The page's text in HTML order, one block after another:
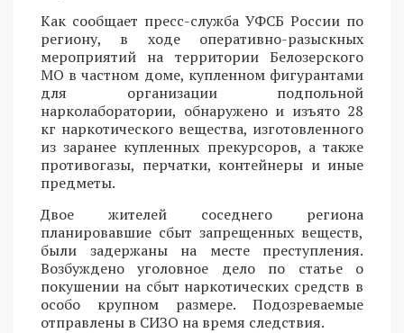
Как сообщает пресс-служба УФСБ России по
региону, в ходе оперативно-разыскных
мероприятий на территории Белозерского
МО в частном доме, купленном фигурантами
для организации подпольной
нарколаборатории, обнаружено и изъято 28
кг наркотического вещества, изготовленного
из заранее купленных прекурсоров, а также
противогазы, перчатки, контейнеры и иные
предметы.
Двое жителей соседнего региона
планировавшие сбыт запрещенных веществ,
были задержаны на месте преступления.
Возбуждено уголовное дело по статье о
покушении на сбыт наркотических средств в
особо крупном размере. Подозреваемые
отправлены в СИЗО на время следствия.